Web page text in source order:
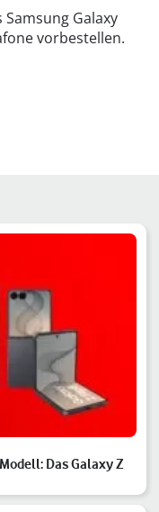
Samsung Galaxy
vorbestellen.
Das Galaxy Z